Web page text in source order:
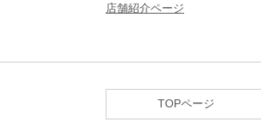
店舗紹介ページ
TOPページ